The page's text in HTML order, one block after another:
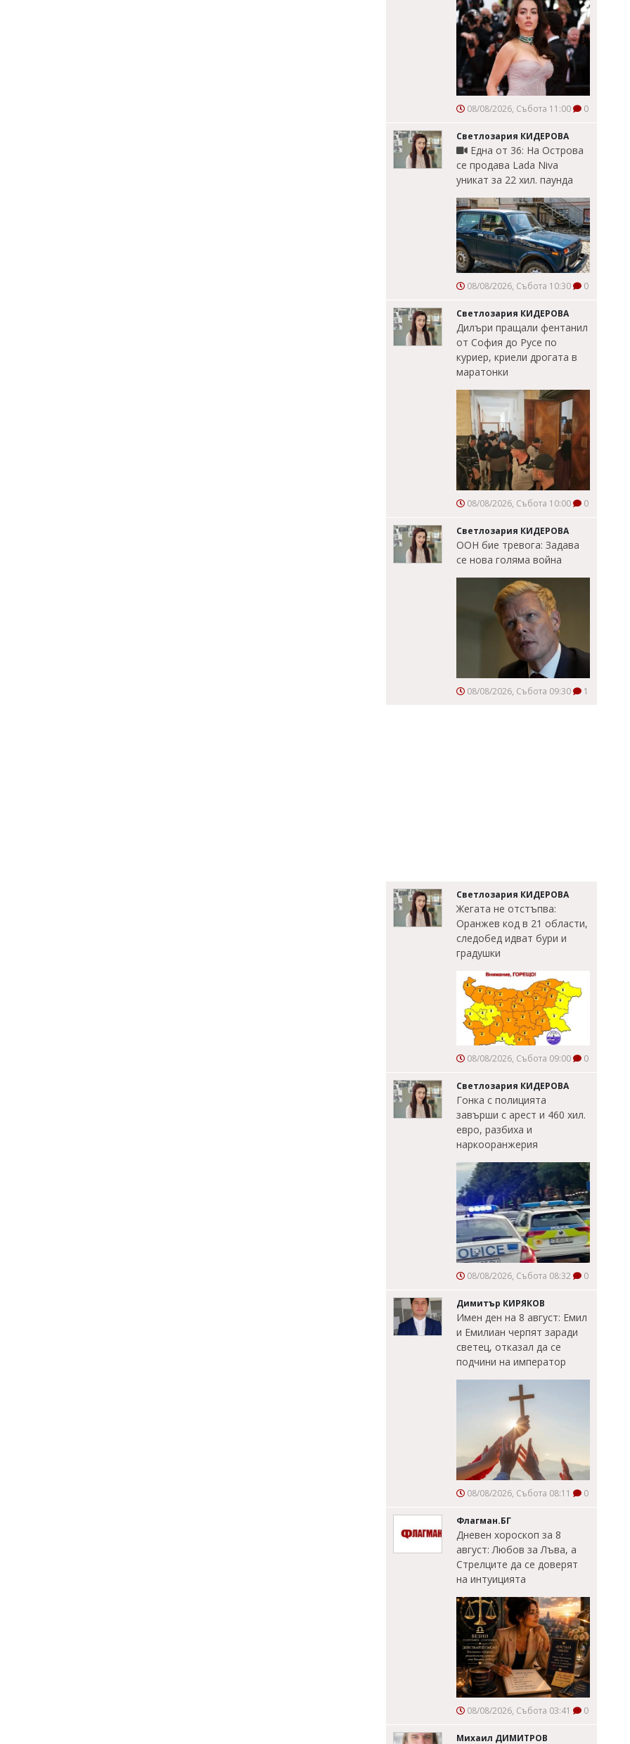
08/08/2026, Събота 11:00 0
Светлозария КИДЕРОВА
Една от 36: На Острова
се продава Lada Niva
уникат за 22 хил. паунда
08/08/2026, Събота 10:30 0
Светлозария КИДЕРОВА
Дилъри пращали фентанил
от София до Русе по
куриер, криели дрогата в
маратонки
08/08/2026, Събота 10:00 0
Светлозария КИДЕРОВА
ООН бие тревога: Задава
се нова голяма война
08/08/2026, Събота 09:30 1
Светлозария КИДЕРОВА
Жегата не отстъпва:
Оранжев код в 21 области,
следобед идват бури и
градушки
08/08/2026, Събота 09:00 0
Светлозария КИДЕРОВА
Гонка с полицията
завърши с арест и 460 хил.
евро, разбиха и
наркооранжерия
08/08/2026, Събота 08:32 0
Димитър КИРЯКОВ
Имен ден на 8 август: Емил
и Емилиан черпят заради
светец, отказал да се
подчини на император
08/08/2026, Събота 08:11 0
Флагман.БГ
Дневен хороскоп за 8
август: Любов за Лъва, а
Стрелците да се доверят
на интуицията
08/08/2026, Събота 03:41 0
Михаил ДИМИТРОВ